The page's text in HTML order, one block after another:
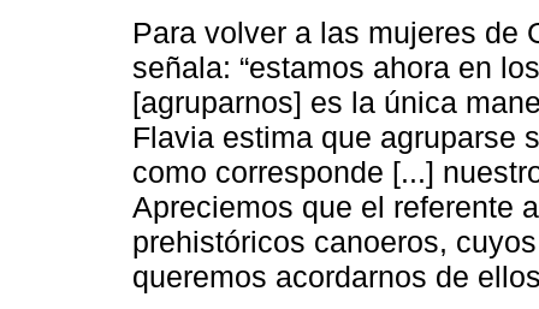
Para volver a las mujeres de
señala: “estamos ahora en
[agruparnos] es la única
Flavia estima que agruparse
como corresponde [...]
Apreciemos que el referente
prehistóricos canoeros,
queremos acordarnos de